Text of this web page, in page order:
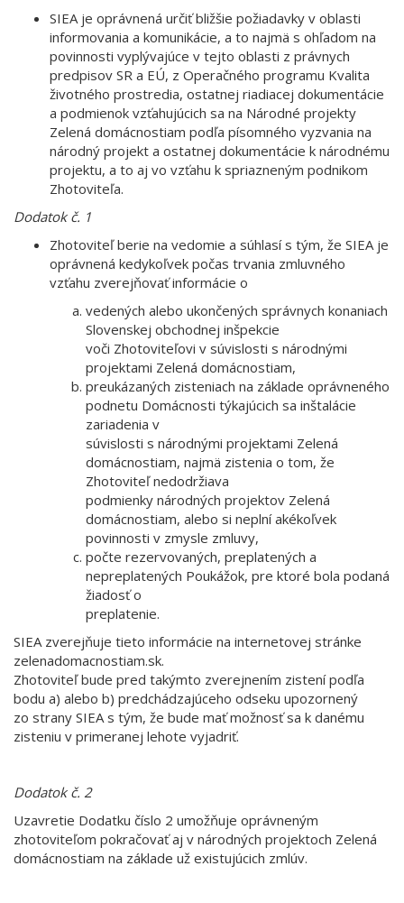
SIEA je oprávnená určiť bližšie požiadavky v oblasti
informovania a komunikácie, a to najmä s ohľadom na
povinnosti vyplývajúce v tejto oblasti z právnych
predpisov SR a EÚ, z Operačného programu Kvalita
životného prostredia, ostatnej riadiacej dokumentácie
a podmienok vzťahujúcich sa na Národné projekty
Zelená domácnostiam podľa písomného vyzvania na
národný projekt a ostatnej dokumentácie k národnému
projektu, a to aj vo vzťahu k spriazneným podnikom
Zhotoviteľa.
Dodatok č. 1
Zhotoviteľ berie na vedomie a súhlasí s tým, že SIEA je
oprávnená kedykoľvek počas trvania zmluvného
vzťahu zverejňovať informácie o
vedených alebo ukončených správnych konaniach
Slovenskej obchodnej inšpekcie
voči Zhotoviteľovi v súvislosti s národnými
projektami Zelená domácnostiam,
preukázaných zisteniach na základe oprávneného
podnetu Domácnosti týkajúcich sa inštalácie
zariadenia v
súvislosti s národnými projektami Zelená
domácnostiam, najmä zistenia o tom, že
Zhotoviteľ nedodržiava
podmienky národných projektov Zelená
domácnostiam, alebo si neplní akékoľvek
povinnosti v zmysle zmluvy,
počte rezervovaných, preplatených a
nepreplatených Poukážok, pre ktoré bola podaná
žiadosť o
preplatenie.
SIEA zverejňuje tieto informácie na internetovej stránke
zelenadomacnostiam.sk.
Zhotoviteľ bude pred takýmto zverejnením zistení podľa
bodu a) alebo b) predchádzajúceho odseku upozornený
zo strany SIEA s tým, že bude mať možnosť sa k danému
zisteniu v primeranej lehote vyjadriť.
Dodatok č. 2
Uzavretie Dodatku číslo 2 umožňuje oprávneným
zhotoviteľom pokračovať aj v národných projektoch Zelená
domácnostiam na základe už existujúcich zmlúv.